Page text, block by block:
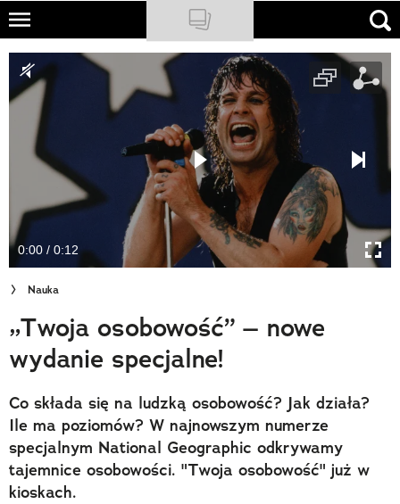
Skip
main
content
NATIONAL GEOGRAPHIC
TRAVELER
PODCASTY
Newsletter
Cuda Polski
Wielki Konkurs Fotograficzny
Trendbook Podróżniczy
Polecane
0:00 / 0:12
Nauka
„Twoja osobowość” – nowe
wydanie specjalne!
Co składa się na ludzką osobowość? Jak działa?
Ile ma poziomów? W najnowszym numerze
specjalnym National Geographic odkrywamy
tajemnice osobowości. "Twoja osobowość" już w
kioskach.